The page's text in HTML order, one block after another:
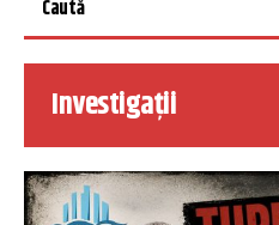
Investigații